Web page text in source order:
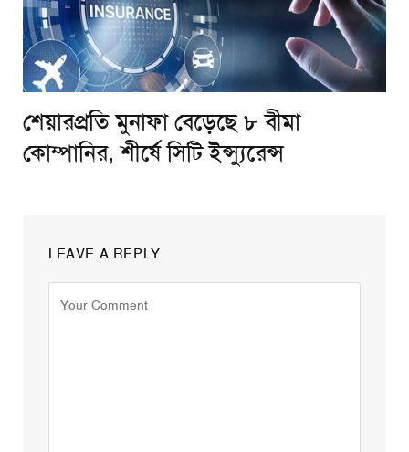
শেয়ারপ্রতি মুনাফা বেড়েছে ৮ বীমা
কোম্পানির, শীর্ষে সিটি ইন্স্যুরেন্স
LEAVE A REPLY